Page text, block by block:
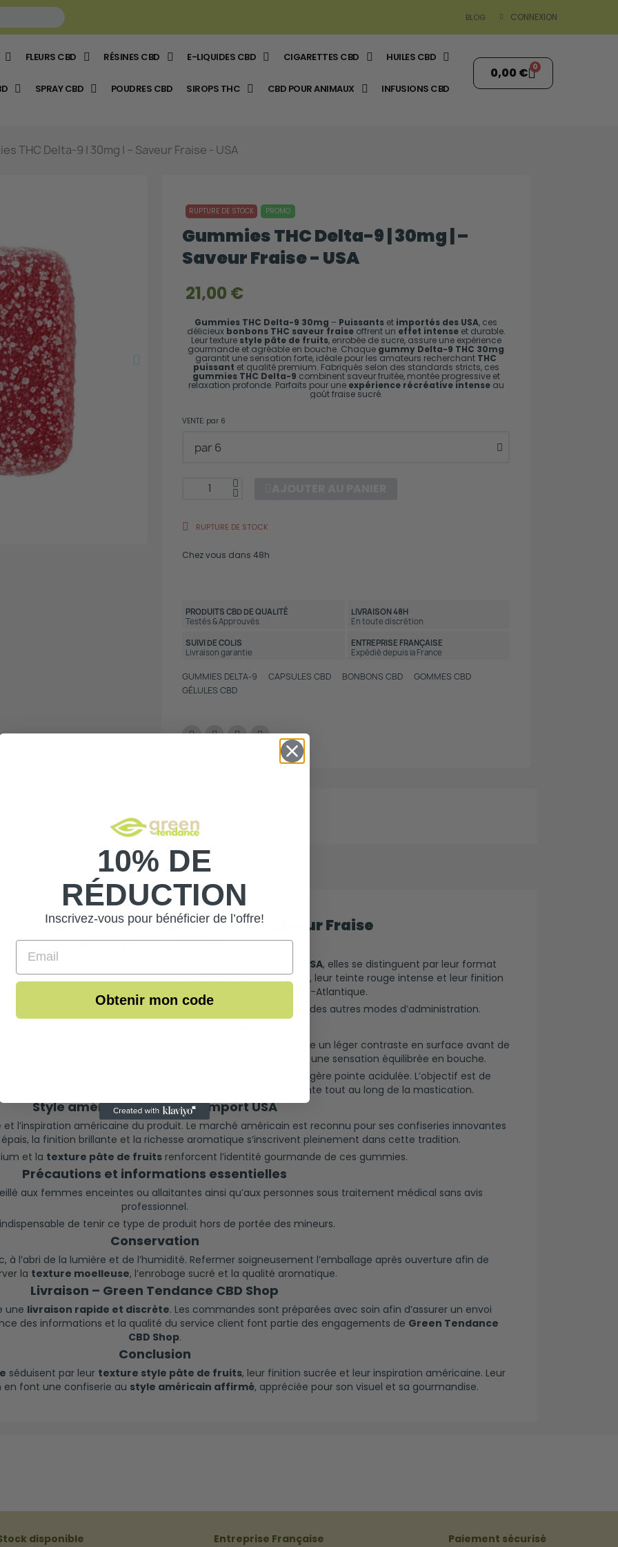
BLOG CONNEXION
FLEURS CBD RÉSINES CBD E-LIQUIDES CBD CIGARETTES CBD HUILES CBD
SPRAY CBD POUDRES CBD SIROPS THC CBD POUR ANIMAUX INFUSIONS CBD
0,00 €
THC Delta-9 | 30mg | – Saveur Fraise - USA
RUPTURE DE STOCK PROMO
Gummies THC Delta-9 | 30mg | –
Saveur Fraise - USA
21,00 €
Gummies THC Delta-9 30mg – Puissants et importés des USA, ces
délicieux bonbons THC saveur fraiseoffrent un effet intenseet durable.
Leur texture style pâte de fruits, enrobée de sucre, assure une expérience
gourmande et agréable en bouche. Chaque gummy Delta-9 THC 30mg
garantit une sensation forte, idéale pour les amateurs recherchant THC
puissant et qualité premium. Fabriqués selon des standards stricts, ces
gummies THC Delta-9 combinent saveur fruitée, montée progressive et
relaxation profonde. Parfaits pour une expérience récréative intenseau
goût fraise sucré.
VENTE par 6
RUPTURE DE STOCK
Chez vous dans 48h
PRODUITS CBD DE QUALITÉ
Testés & Approuvés
LIVRAISON 48H
En toute discrétion
SUIVI DE COLIS
Livraison garantie
ENTREPRISE FRANÇAISE
Expédié depuis la France
GUMMIES DELTA-9 CAPSULES CBD BONBONS CBD
GOMMES CBD
GÉLULES CBD
THC Delta-9 30mg –Import USA– Saveur Fraise
Présentation générale
des Import USA, elles se distinguent par leur format
et leur enrobage délicat desucre cristallisé. Visuellement, leur teinte rouge intense et leur finition
les célèbres
bonbons fruités américains
venus d’outre-Atlantique.
“edible” aux États-Unis, présente des spécificités différentes des autres modes d’administration.
. L’enrobage sucré apporte un léger contraste en surface avant de
des
. Cette combinaison offre une sensation équilibrée en bouche.
caractérise par une dominante sucrée accompagnée d’une légère pointe acidulée. L’objectif est de
au
. L’intensité aromatique reste constante tout au long de la mastication.
Style américain et qualité Import USA
et l’inspiration américaine du produit. Le marché américain est reconnu pour ses confiseries innovantes
la finition brillante et la richesse aromatique s’inscrivent pleinement dans cette tradition.
et la texture pâte de fruitsrenforcent l’identité gourmande de ces gummies.
Précautions et informations essentielles
aux femmes enceintes ou allaitantes ainsi qu’aux personnes sous traitement médical sans avis
professionnel.
de tenir ce type de produit hors de portée des mineurs.
Conservation
à l’abri de la lumière et de l’humidité. Refermer soigneusement l’emballage après ouverture afin de
la texture moelleuse, l’enrobage sucré et la qualité aromatique.
Livraison – Green Tendance CBD Shop
une livraison rapide et discrète. Les commandes sont préparées avec soin afin d’assurer un envoi
des informations et la qualité du service client font partie des engagements de Green Tendance
CBD Shop.
Conclusion
séduisent par leur texture style pâte de fruits, leur finition sucrée et leur inspiration américaine. Leur
font une confiserie au style américain affirmé, appréciée pour son visuel et sa gourmandise.
disponible Entreprise Française Paiement sécurisé
10% DE
RÉDUCTION
Inscrivez-vous pour bénéficier de l’offre!
Email
Obtenir mon code